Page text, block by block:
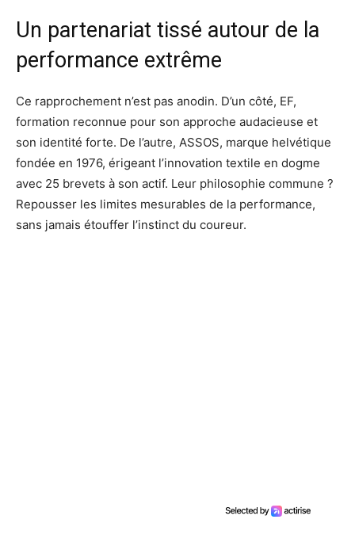
Un partenariat tissé autour de la
performance extrême
Ce rapprochement n’est pas anodin. D’un côté, EF,
formation reconnue pour son approche audacieuse et
son identité forte. De l’autre, ASSOS, marque helvétique
fondée en 1976, érigeant l’innovation textile en dogme
avec 25 brevets à son actif. Leur philosophie commune ?
Repousser les limites mesurables de la performance,
sans jamais étouffer l’instinct du coureur.